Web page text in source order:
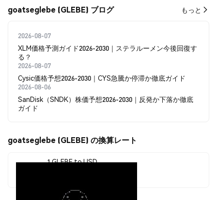
goatseglebe (GLEBE) ブログ もっと
2026-08-07
XLM価格予測ガイド2026-2030｜ステラルーメン今後回復す
る？
2026-08-07
Cysic価格予想2026-2030｜CYS急騰か停滞か徹底ガイド
2026-08-06
SanDisk（SNDK）株価予想2026-2030｜反発か下落か徹底
ガイド
goatseglebe (GLEBE) の換算レート
1 GLEBE to USD